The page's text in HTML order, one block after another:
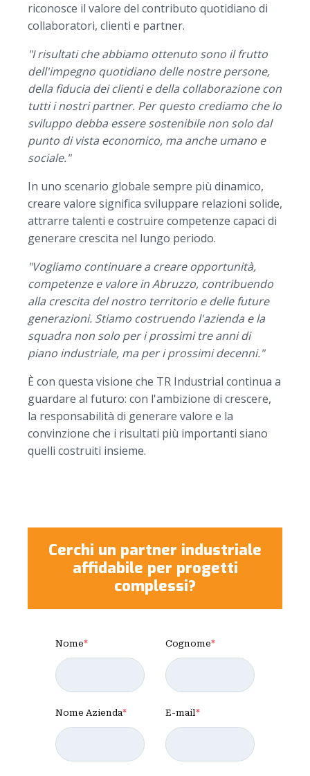
riconosce il valore del contributo quotidiano di
collaboratori, clienti e partner.
"I risultati che abbiamo ottenuto sono il frutto
dell'impegno quotidiano delle nostre persone,
della fiducia dei clienti e della collaborazione con
tutti i nostri partner. Per questo crediamo che lo
sviluppo debba essere sostenibile non solo dal
punto di vista economico, ma anche umano e
sociale."
In uno scenario globale sempre più dinamico,
creare valore significa sviluppare relazioni solide,
attrarre talenti e costruire competenze capaci di
generare crescita nel lungo periodo.
"Vogliamo continuare a creare opportunità,
competenze e valore in Abruzzo, contribuendo
alla crescita del nostro territorio e delle future
generazioni. Stiamo costruendo l'azienda e la
squadra non solo per i prossimi tre anni di
piano industriale, ma per i prossimi decenni."
È con questa visione che TR Industrial continua a
guardare al futuro: con l'ambizione di crescere,
la responsabilità di generare valore e la
convinzione che i risultati più importanti siano
quelli costruiti insieme.
Cerchi un partner industriale
affidabile per progetti
complessi?
Nome* Cognome*
Nome Azienda* E-mail*